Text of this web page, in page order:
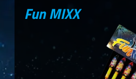
Fun MIXX